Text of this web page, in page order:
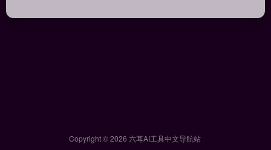
Copyright © 2026 六耳AI工具中文导航站